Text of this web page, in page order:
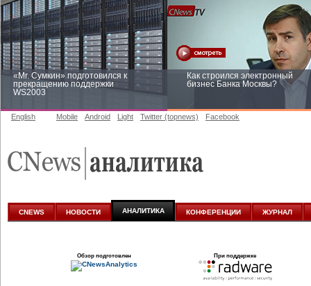
«Mr. Сумкин» подготовился к
прекращению поддержки
WS2003
Как строился электронный
бизнес Банка Москвы?
аналитике
English Mobile Android Light Twitter (topnews) Facebook
CNEWS НОВОСТИ АНАЛИТИКА КОНФЕРЕНЦИИ ЖУРНАЛ
Обзор подготовлен При поддержке